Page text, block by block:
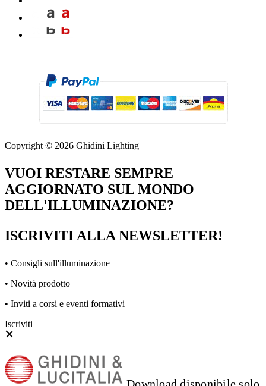
Copyright © 2026 Ghidini Lighting
VUOI RESTARE SEMPRE
AGGIORNATO SUL MONDO
DELL'ILLUMINAZIONE?
ISCRIVITI ALLA NEWSLETTER!
• Consigli sull'illuminazione
• Novità prodotto
• Inviti a corsi e eventi formativi
Iscriviti